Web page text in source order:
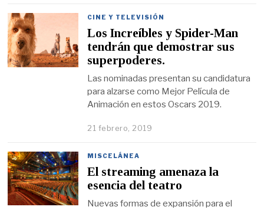
CINE Y TELEVISIÓN
Los Increíbles y Spider-Man
tendrán que demostrar sus
superpoderes.
Las nominadas presentan su candidatura
para alzarse como Mejor Película de
Animación en estos Oscars 2019.
21 febrero, 2019
MISCELÁNEA
El streaming amenaza la
esencia del teatro
Nuevas formas de expansión para el